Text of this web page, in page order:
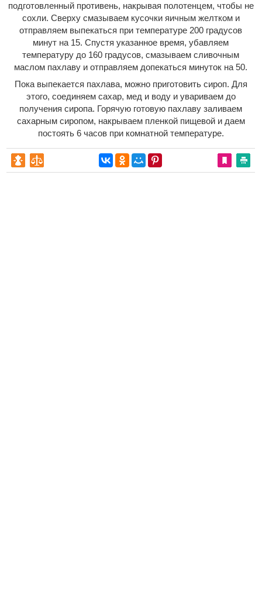
подготовленный противень, накрывая полотенцем, чтобы не
сохли. Сверху смазываем кусочки яичным желтком и
отправляем выпекаться при температуре 200 градусов
минут на 15. Спустя указанное время, убавляем
температуру до 160 градусов, смазываем сливочным
маслом пахлаву и отправляем допекаться минуток на 50.
Пока выпекается пахлава, можно приготовить сироп. Для
этого, соединяем сахар, мед и воду и увариваем до
получения сиропа. Горячую готовую пахлаву заливаем
сахарным сиропом, накрываем пленкой пищевой и даем
постоять 6 часов при комнатной температуре.